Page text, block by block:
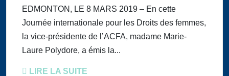
EDMONTON, LE 8 MARS 2019 – En cette
Journée internationale pour les Droits des femmes,
la vice-présidente de l’ACFA, madame Marie-
Laure Polydore, a émis la...
LIRE LA SUITE